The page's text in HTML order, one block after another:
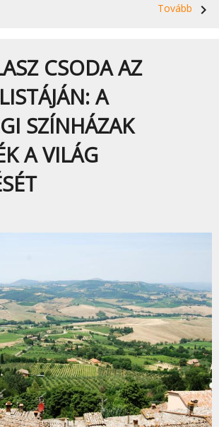
Tovább
navigate_next
CSODA AZ
A
SZÍNHÁZAK
A VILÁG